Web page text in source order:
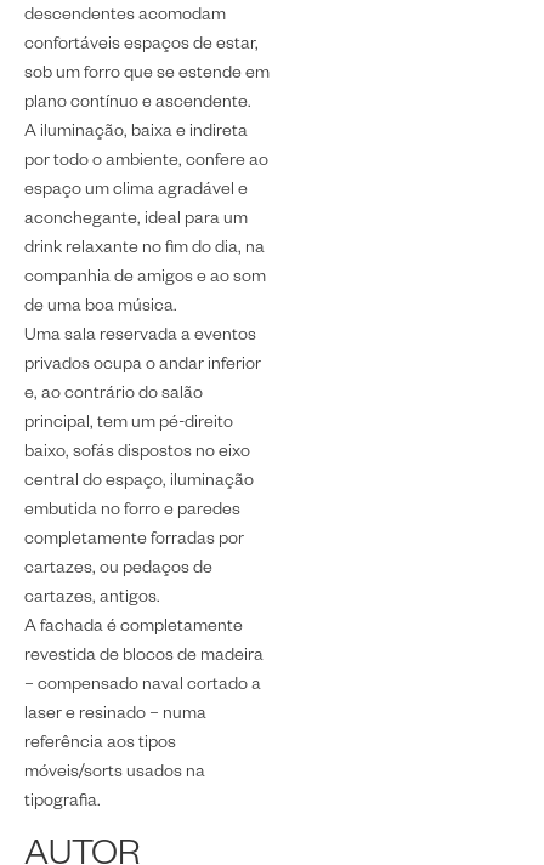
descendentes acomodam
confortáveis espaços de estar,
sob um forro que se estende em
plano contínuo e ascendente.
A iluminação, baixa e indireta
por todo o ambiente, confere ao
espaço um clima agradável e
aconchegante, ideal para um
drink relaxante no fim do dia, na
companhia de amigos e ao som
de uma boa música.
Uma sala reservada a eventos
privados ocupa o andar inferior
e, ao contrário do salão
principal, tem um pé-direito
baixo, sofás dispostos no eixo
central do espaço, iluminação
embutida no forro e paredes
completamente forradas por
cartazes, ou pedaços de
cartazes, antigos.
A fachada é completamente
revestida de blocos de madeira
– compensado naval cortado a
laser e resinado – numa
referência aos tipos
móveis/sorts usados na
tipografia.